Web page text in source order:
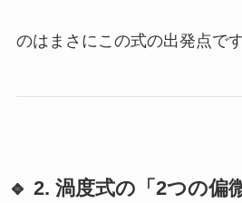
のはまさにこの式の出発点です
🔹 2. 渦度式の「2つの偏